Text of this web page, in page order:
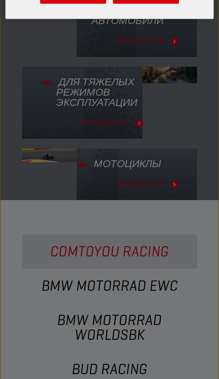
АВТОМОБИЛИ
ПРОСМОТР
ДЛЯ ТЯЖЕЛЫХ
РЕЖИМОВ
ЭКСПЛУАТАЦИИ
ПРОСМОТР
МОТОЦИКЛЫ
ПРОСМОТР
COMTOYOU RACING
BMW MOTORRAD EWC
BMW MOTORRAD
WORLDSBK
BUD RACING